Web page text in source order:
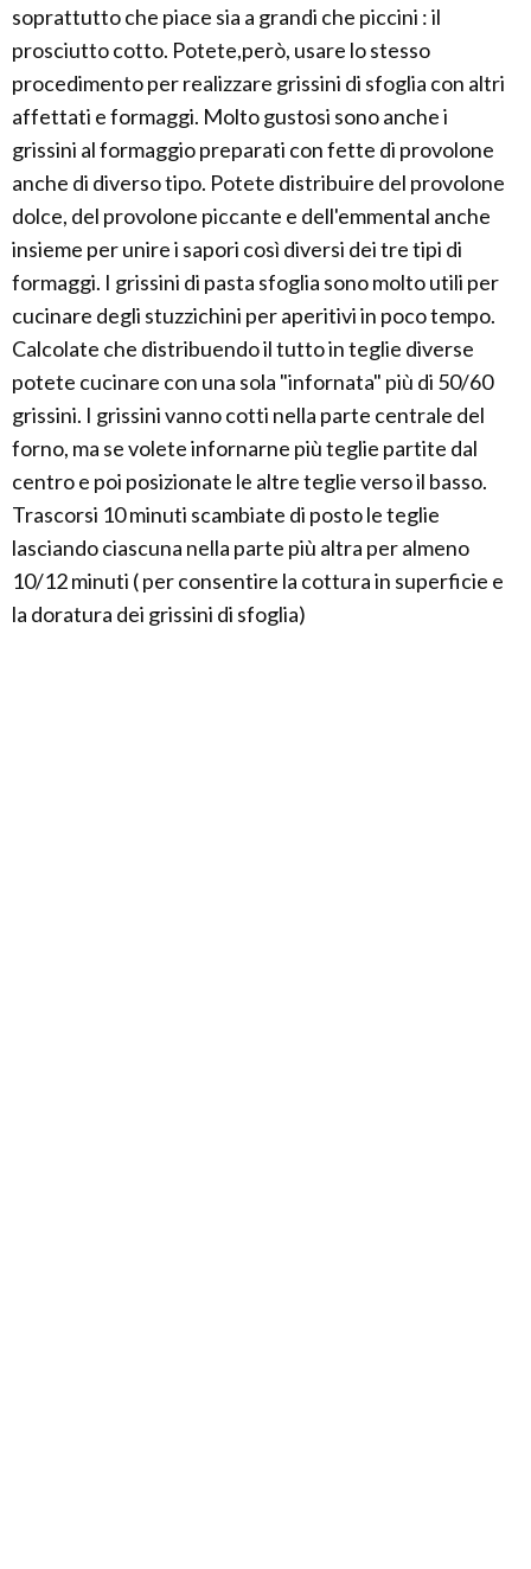
soprattutto che piace sia a grandi che piccini : il
prosciutto cotto. Potete,però, usare lo stesso
procedimento per realizzare grissini di sfoglia con altri
affettati e formaggi. Molto gustosi sono anche i
grissini al formaggio preparati con fette di provolone
anche di diverso tipo. Potete distribuire del provolone
dolce, del provolone piccante e dell'emmental anche
insieme per unire i sapori così diversi dei tre tipi di
formaggi. I grissini di pasta sfoglia sono molto utili per
cucinare degli stuzzichini per aperitivi in poco tempo.
Calcolate che distribuendo il tutto in teglie diverse
potete cucinare con una sola "infornata" più di 50/60
grissini. I grissini vanno cotti nella parte centrale del
forno, ma se volete infornarne più teglie partite dal
centro e poi posizionate le altre teglie verso il basso.
Trascorsi 10 minuti scambiate di posto le teglie
lasciando ciascuna nella parte più altra per almeno
10/12 minuti ( per consentire la cottura in superficie e
la doratura dei grissini di sfoglia)